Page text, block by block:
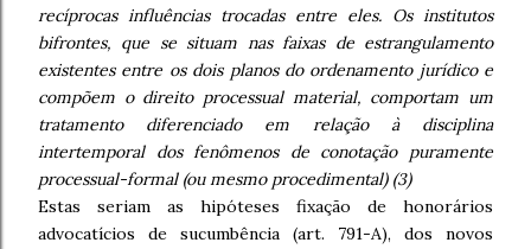
recíprocas influências trocadas entre eles. Os institutos
bifrontes, que se situam nas faixas de estrangulamento
existentes entre os dois planos do ordenamento jurídico e
compõem o direito processual material, comportam um
tratamento diferenciado em relação à disciplina
intertemporal dos fenômenos de conotação puramente
processual-formal (ou mesmo procedimental) (3)
Estas seriam as hipóteses fixação de honorários
advocatícios de sucumbência (art. 791-A), dos novos